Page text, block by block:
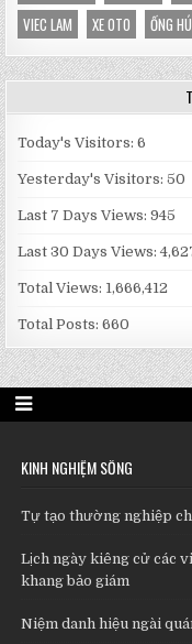
VIEC LAM
XE OTO ỐNG
Today's Visitors:6
Yesterday's Visitors:50
Last 7 Days Views:945
Last 30 Days Views:
Total Views: 1,666,412
Total Posts:660
KINH NGHIỆM SỐNG
Tự tạo thường nghiệp
Lịch ngày kiêng cử các
khang bảo giám
Niệm danh hiệu ngài